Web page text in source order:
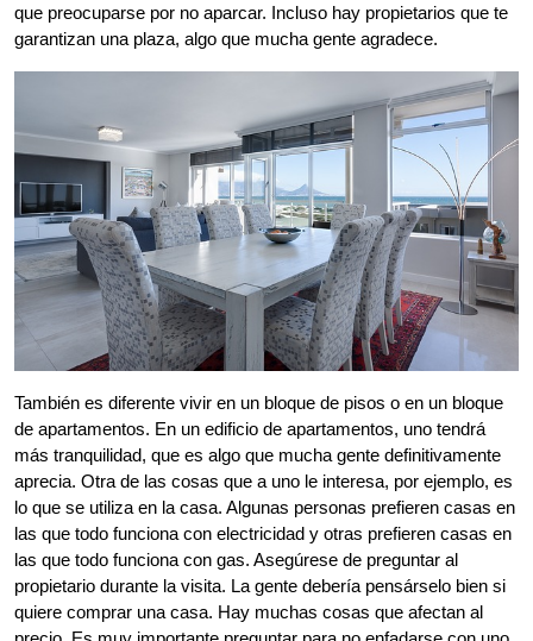
que preocuparse por no aparcar. Incluso hay propietarios que te
garantizan una plaza, algo que mucha gente agradece.
También es diferente vivir en un bloque de pisos o en un bloque
de apartamentos. En un edificio de apartamentos, uno tendrá
más tranquilidad, que es algo que mucha gente definitivamente
aprecia. Otra de las cosas que a uno le interesa, por ejemplo, es
lo que se utiliza en la casa. Algunas personas prefieren casas en
las que todo funciona con electricidad y otras prefieren casas en
las que todo funciona con gas. Asegúrese de preguntar al
propietario durante la visita. La gente debería pensárselo bien si
quiere comprar una casa. Hay muchas cosas que afectan al